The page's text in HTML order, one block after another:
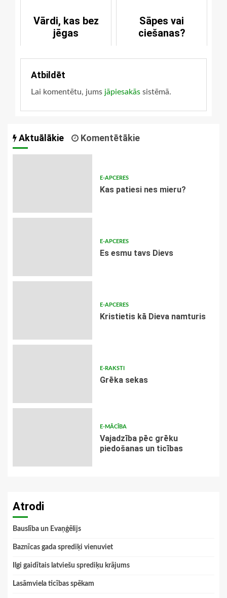
Vārdi, kas bez
jēgas
Sāpes vai
ciešanas?
Atbildēt
Lai komentētu, jums jāpiesakās sistēmā.
Aktuālākie Komentētākie
E-APCERES
​Kas patiesi nes mieru?
E-APCERES
Es esmu tavs Dievs
E-APCERES
Kristietis kā Dieva namturis
E-RAKSTI
Grēka sekas
E-MĀCĪBA
Vajadzība pēc grēku
piedošanas un ticības
Atrodi
Bauslība un Evaņģēlijs
Baznīcas gada sprediķi vienuviet
Ilgi gaidītais latviešu sprediķu krājums
Lasāmviela ticības spēkam